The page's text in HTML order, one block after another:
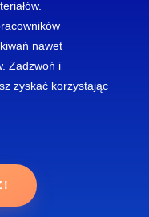
iałów.
acowników
wań nawet
. Zadzwoń i
zzyskaćkorzystając